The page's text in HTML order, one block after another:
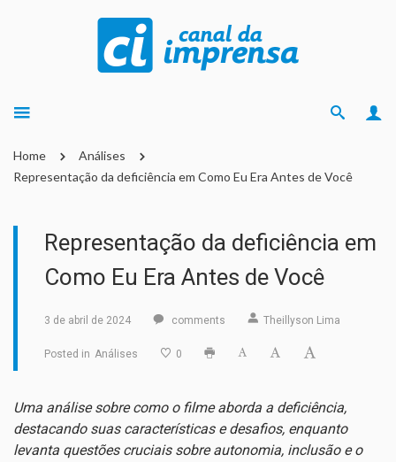
Home
Análises
Representação da deficiência em Como Eu Era Antes de Você
Representação da deficiência em
Como Eu Era Antes de Você
3 de abril de 2024 comments Theillyson Lima
Posted in Análises 0
Uma análise sobre como o filme aborda a deficiência,
destacando suas características e desafios, enquanto
levanta questões cruciais sobre autonomia, inclusão e o